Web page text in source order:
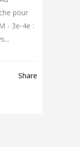
pour
- 3e-4e :
Share